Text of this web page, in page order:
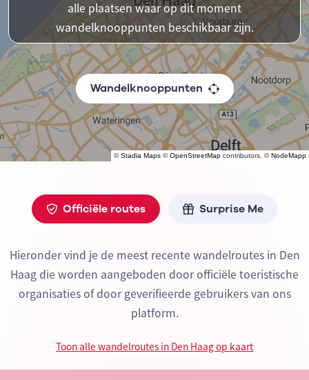
©Stadia Maps ©OpenStreetMap contributors, ©NodeMapp
alle plaatsen waar op dit moment
wandelknooppunten beschikbaar zijn.
Wandelknooppunten
Officiële routes Surprise Me
Hieronder vind je de meest recente wandelroutes in Den
Haag die worden aangeboden door officiële toeristische
organisaties of door geverifieerde gebruikers van ons
platform.
Toon alle wandelroutes in Den Haag op kaart